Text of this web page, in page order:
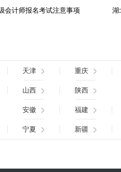
会计师报名考试注意事项
湖
天津 重庆
山西 陕西
安徽 福建
宁夏 新疆